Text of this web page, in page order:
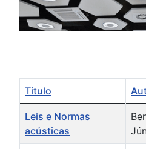
Artigos
Título
Leis e Normas
acústicas